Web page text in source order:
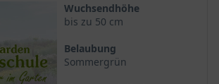
Wuchsendhöhe
bis zu 50 cm
Belaubung
Sommergrün